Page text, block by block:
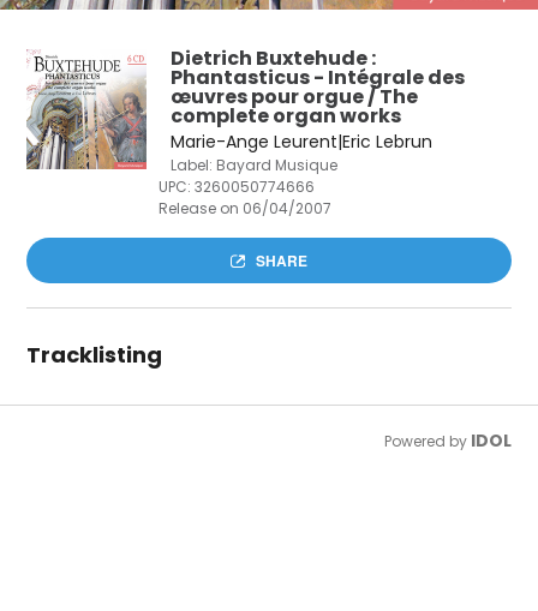
Dietrich Buxtehude :
Phantasticus - Intégrale des
œuvres pour orgue / The
complete organ works
Marie-Ange Leurent|Eric Lebrun
Label: Bayard Musique
UPC:3260050774666
Release on 06/04/2007
SHARE
Tracklisting
Powered by IDOL